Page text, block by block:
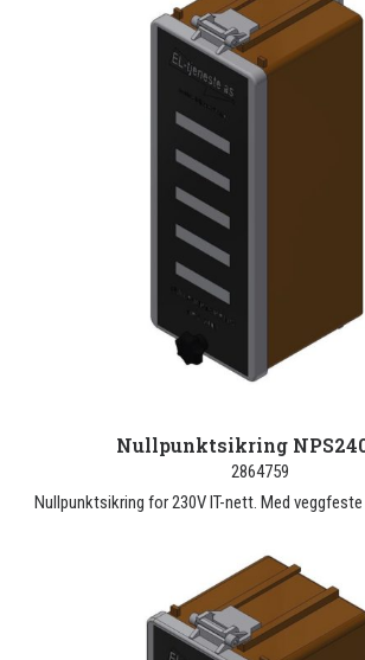
Nullpunktsikring
2864759
Nullpunktsikring for 230V IT-nett. Med